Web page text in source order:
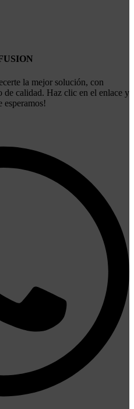
la mejor solución, con
calidad. Haz clic en el enlace y
esperamos!